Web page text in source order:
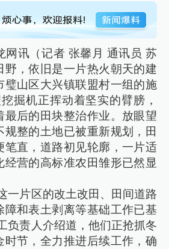
网讯（记者 张馨月 通讯员 苏
野，依旧是一片热火朝天的建
璧山区大兴镇联盟村一组的施
掘机正挥动着坚实的臂膀，
最后的田块整治作业。放眼望
规整的土地已被重新规划，田
笔直，道路初见轮廓，一片适
经营的高标准农田雏形已然显
一片区的改土改田、田间道路
障和表土剥离等基础工作已基
负责人介绍道，他们正抢抓冬
时节，全力推进后续工作，确